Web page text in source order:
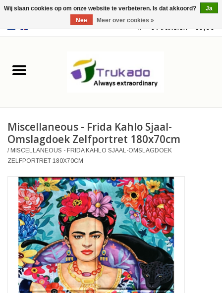
USD 0 Artikelen - €0,00
Leer
Merchandise
Retro Vintage
Gothic Steampunk
Tassen
Veronese Design
Giftware & Lifestyle &
Collectables
Miscellaneous - Frida Kahlo Sjaal-
Omslagdoek Zelfportret 180x70cm
/MISCELLANEOUS - FRIDA KAHLO SJAAL-OMSLAGDOEK
ZELFPORTRET 180X70CM
Wij slaan cookies op om onze website te verbeteren. Is dat akkoord?
Ja
Nee
Meer over cookies »